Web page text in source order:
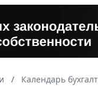
Календарь